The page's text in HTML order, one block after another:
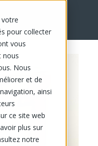
votre
pour collecter
vous
nous
Nous
et de
ainsi
ce site web
plus sur
notre